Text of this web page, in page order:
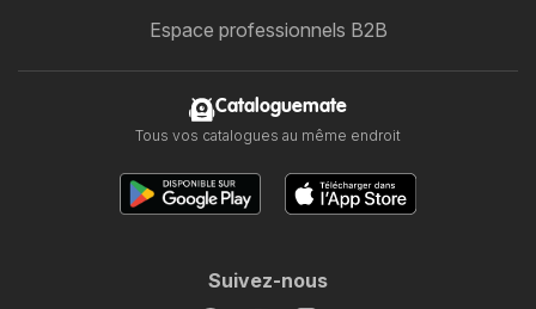
Espace professionnels B2B
Cataloguemate
Tous vos catalogues au même endroit
Suivez-nous